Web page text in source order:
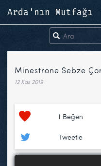
Arda'nın Mutfağı
Minestrone Sebze
12 Kas 2019
1 Beğen
Tweetle